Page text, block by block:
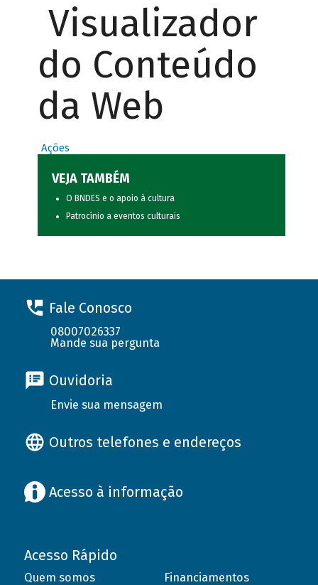
Visualizador
do Conteúdo
da Web
Ações
VEJA TAMBÉM
O BNDES e o apoio à cultura
Patrocínio a eventos culturais
Fale Conosco
08007026337
Mande sua pergunta
Ouvidoria
Envie sua mensagem
Outros telefones e endereços
Acesso à informação
Acesso Rápido
Quem somos
Financiamentos